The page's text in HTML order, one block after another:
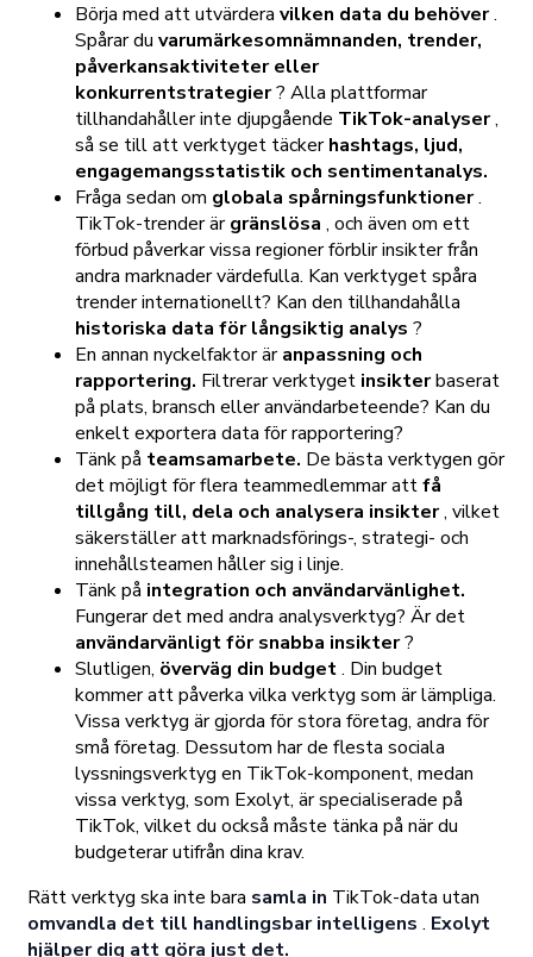
Börja med att utvärdera vilken data du behöver.
Spårar du varumärkesomnämnanden, trender,
påverkansaktiviteter eller
konkurrentstrategier? Alla plattformar
tillhandahåller inte djupgående TikTok-analyser,
så se till att verktyget täckerhashtags, ljud,
engagemangsstatistik och sentimentanalys.
Fråga sedan om globala spårningsfunktioner.
TikTok-trender ärgränslösa , och även om ett
förbud påverkar vissa regioner förblir insikter från
andra marknader värdefulla. Kan verktyget spåra
trender internationellt? Kan den tillhandahålla
historiska data för långsiktig analys ?
En annan nyckelfaktor äranpassning och
rapportering. Filtrerar verktyget insikterbaserat
på plats, bransch eller användarbeteende? Kan du
enkelt exportera data för rapportering?
Tänk på teamsamarbete. De bästa verktygen gör
det möjligt för flera teammedlemmar attfå
tillgång till, dela och analysera insikter, vilket
säkerställer att marknadsförings-, strategi- och
innehållsteamen håller sig i linje.
Tänk på integration och användarvänlighet.
Fungerar det med andra analysverktyg? Är det
användarvänligt för snabba insikter?
Slutligen, överväg din budget. Din budget
kommer att påverka vilka verktyg som är lämpliga.
Vissa verktyg är gjorda för stora företag, andra för
små företag. Dessutom har de flesta sociala
lyssningsverktyg en TikTok-komponent, medan
vissa verktyg, som Exolyt, är specialiserade på
TikTok, vilket du också måste tänka på när du
budgeterar utifrån dina krav.
Rätt verktyg ska inte bara samla in TikTok-data utan
omvandla det till handlingsbar intelligens . Exolyt
hjälper dig att göra just det.